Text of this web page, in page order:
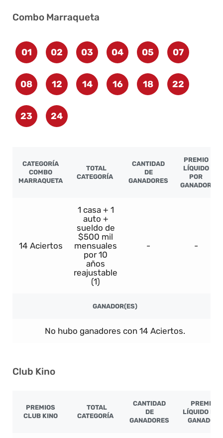
Combo Marraqueta
01 02 03 04 05 07
08 12 14 16 18 22
23 24
CATEGORÍA
COMBO
MARRAQUETA
TOTAL
CATEGORÍA
CANTIDAD
DE
GANADORES
PREMIO
LÍQUIDO
POR
GANADOR
14 Aciertos
1 casa + 1
auto +
sueldo de
$500 mil
mensuales
por 10
años
reajustable
(1)
- -
GANADOR(ES)
No hubo ganadores con 14 Aciertos.
Club Kino
PREMIOS
CLUB KINO
TOTAL
CATEGORÍA
CANTIDAD
DE
GANADORES
PREMIO
LÍQUIDO POR
GANADOR